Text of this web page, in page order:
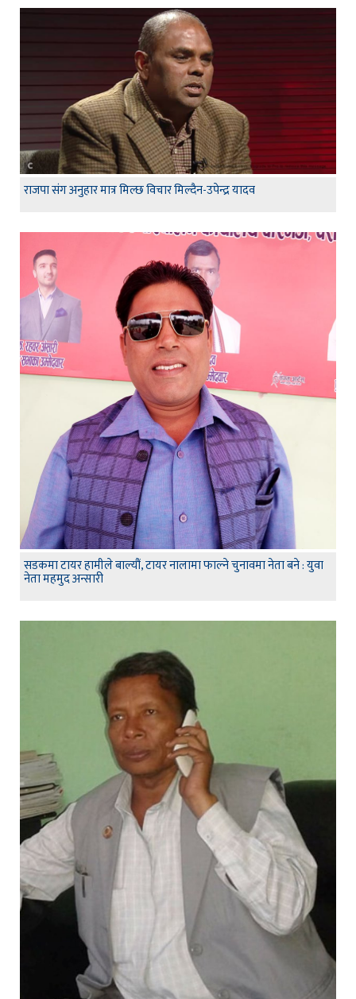
राजपा संग अनुहार मात्र मिल्छ विचार मिल्दैन-उपेन्द्र यादव
सडकमा टायर हामीले बाल्यौं, टायर नालामा फाल्ने चुनावमा नेता बने : युवा
नेता महमुद अन्सारी